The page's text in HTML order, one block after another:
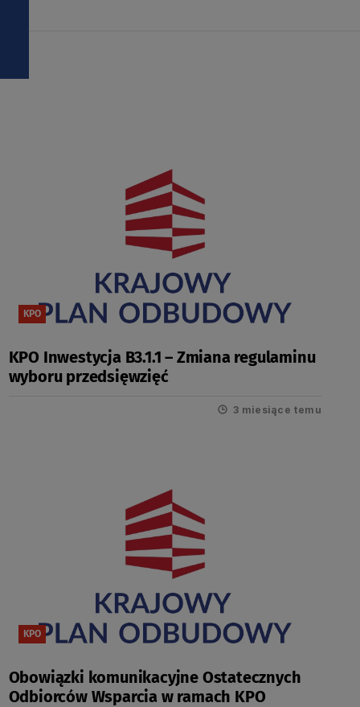
KPO
KPO Inwestycja B3.1.1 – Zmiana regulaminu
wyboru przedsięwzięć
3 miesiące temu
KPO
Obowiązki komunikacyjne Ostatecznych
Odbiorców Wsparcia w ramach KPO